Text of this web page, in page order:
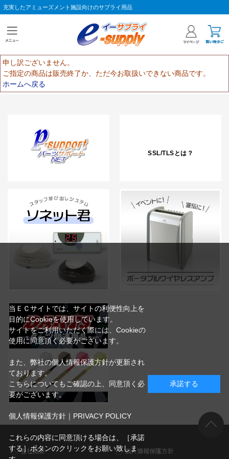
充実したアミューズメント施設向けのサプライ用品
申し訳ございません。
ご指定の商品は販売終了か、ただ今お取扱いできない商品です。
ホームへ戻る
SSL/TLSとは？
会社概要 個人情報保護方針
当ＥＣサイトでは、サイトの利便性向上を
目的にCookieを使用しています。
サイトをご利用いただく際には、Cookieの
使用に同意頂く必要がございます。
また、弊社の個人情報保護方針が更新され
ております。
こちらについてもご確認の上、同意頂く必
要がございます。
個人情報保護方針｜PRIVACY POLICY
これらの内容に同意頂ける場合は、［承諾
する］ボタンのクリックをお願い致しま
承諾する